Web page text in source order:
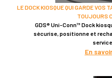
LE DOCK KIOSQUE QUI GARDE VOS
TOUJOURS
GDS® Uni-Conn™ Dock
sécurise, positionne et
En